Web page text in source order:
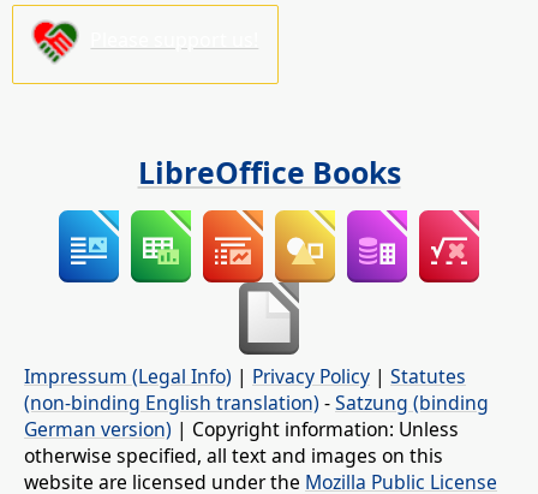
LibreOffice Books
Impressum (Legal Info) | Privacy Policy | Statutes
(non-binding English translation) -Satzung (binding
German version) | Copyright information: Unless
otherwise specified, all text and images on this
website are licensed under the Mozilla Public License